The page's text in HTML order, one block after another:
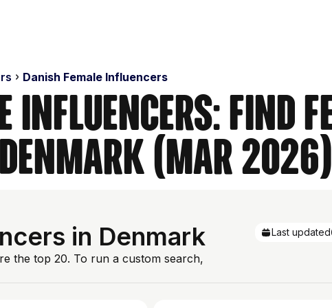
Danish Female Influencers
Influencers: Find
(Mar 2026)
in Denmark
the top 20. To run a custom search,
Last updated